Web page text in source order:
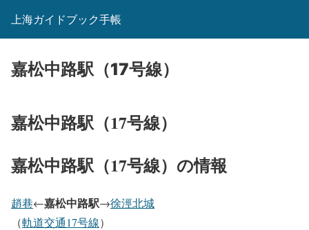
上海ガイドブック手帳
嘉松中路駅（17号線）
嘉松中路駅（17号線）
嘉松中路駅（17号線）の情報
趙巷←嘉松中路駅→徐涇北城
（軌道交通17号線）